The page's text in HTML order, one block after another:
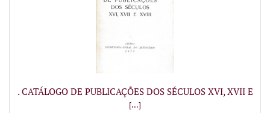
. CATÁLOGO DE PUBLICAÇÕES DOS SÉCULOS XVI, XVII E
[...]